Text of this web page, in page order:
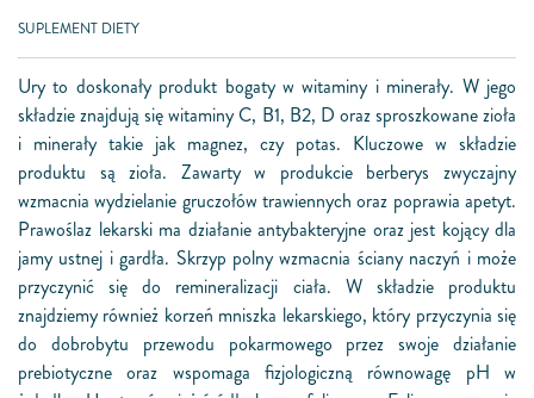
SUPLEMENT DIETY
Ury to doskonały produkt bogaty w witaminy i minerały. W jego
składzie znajdują się witaminy C, B1, B2, D oraz sproszkowane zioła
i minerały takie jak magnez, czy potas. Kluczowe w składzie
produktu są zioła. Zawarty w produkcie berberys zwyczajny
wzmacnia wydzielanie gruczołów trawiennych oraz poprawia apetyt.
Prawoślaz lekarski ma działanie antybakteryjne oraz jest kojący dla
jamy ustnej i gardła. Skrzyp polny wzmacnia ściany naczyń i może
przyczynić się do remineralizacji ciała. W składzie produktu
znajdziemy również korzeń mniszka lekarskiego, który przyczynia się
do dobrobytu przewodu pokarmowego przez swoje działanie
prebiotyczne oraz wspomaga fizjologiczną równowagę pH w